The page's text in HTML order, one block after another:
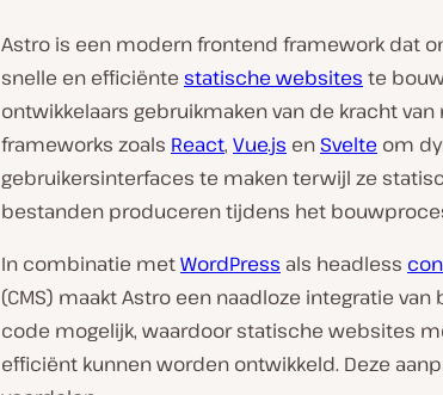
Astro is een modern frontend framework dat
snelle en efficiënte statische websites te
ontwikkelaars gebruikmaken van de kracht
frameworks zoals React, Vue.js en Svelte om
gebruikersinterfaces te maken terwijl ze
bestanden produceren tijdens het
In combinatie metWordPress als headless
(CMS) maakt Astro een naadloze integratie van
code mogelijk, waardoor statische websites
efficiënt kunnen worden ontwikkeld. Deze